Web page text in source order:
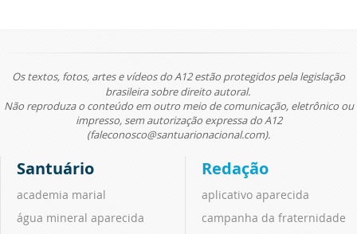
Os textos, fotos, artes e vídeos do A12 estão protegidos pela legislação
brasileira sobre direito autoral.
Não reproduza o conteúdo em outro meio de comunicação, eletrônico ou
impresso, sem autorização expressa do A12
(faleconosco@santuarionacional.com).
Santuário
academia marial
água mineral aparecida
Redação
aplicativo aparecida
campanha da fraternidade